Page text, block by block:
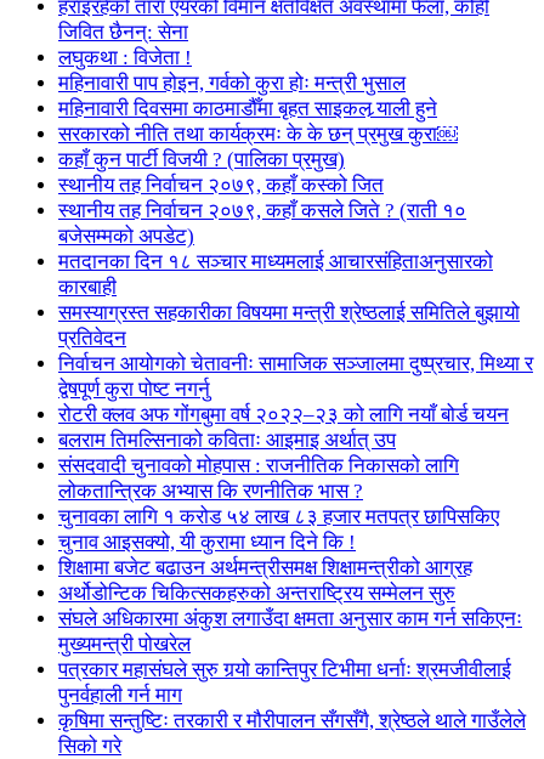
हराइरहेको तारा एयरको विमान क्षतविक्षत अवस्थामा फेला, कोही
जिवित छैनन्: सेना
लघुकथा : विजेता !
महिनावारी पाप होइन, गर्वको कुरा होः मन्त्री भुसाल
महिनावारी दिवसमा काठमाडौँमा बृहत साइकल र्‍याली हुने
सरकारको नीति तथा कार्यक्रमः के के छन् प्रमुख कुरा￼
कहाँ कुन पार्टी विजयी ? (पालिका प्रमुख)
स्थानीय तह निर्वाचन २०७९, कहाँ कस्को जित
स्थानीय तह निर्वाचन २०७९, कहाँ कसले जिते ? (राती १०
बजेसम्मको अपडेट)
मतदानका दिन १८ सञ्चार माध्यमलाई आचारसंहिताअनुसारको
कारबाही
समस्याग्रस्त सहकारीका विषयमा मन्त्री श्रेष्ठलाई समितिले बुझायो
प्रतिवेदन
निर्वाचन आयोगको चेतावनीः सामाजिक सञ्जालमा दुष्प्रचार, मिथ्या र
द्वेषपूर्ण कुरा पोष्ट नगर्नु
रोटरी क्लव अफ गोंगबुमा वर्ष २०२२–२३ को लागि नयाँ बोर्ड चयन
बलराम तिमल्सिनाको कविताः आइमाइ अर्थात् उप
संसदवादी चुनावको मोहपास : राजनीतिक निकासको लागि
लोकतान्त्रिक अभ्यास कि रणनीतिक भास ?
चुनावका लागि १ करोड ५४ लाख ८३ हजार मतपत्र छापिसकिए
चुनाव आइसक्यो, यी कुरामा ध्यान दिने कि !
शिक्षामा बजेट बढाउन अर्थमन्त्रीसमक्ष शिक्षामन्त्रीको आग्रह
अर्थोडोन्टिक चिकित्सकहरुको अन्तराष्ट्रिय सम्मेलन सुरु
संघले अधिकारमा अंकुश लगाउँदा क्षमता अनुसार काम गर्न सकिएनः
मुख्यमन्त्री पोखरेल
पत्रकार महासंघले सुरु गर्‍यो कान्तिपुर टिभीमा धर्नाः श्रमजीवीलाई
पुनर्वहाली गर्न माग
कृषिमा सन्तुष्टिः तरकारी र मौरीपालन सँगसँगै, श्रेष्ठले थाले गाउँलेले
सिको गरे